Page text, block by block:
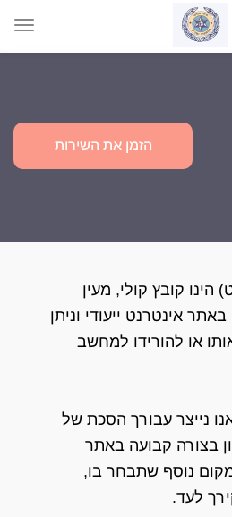
הזמן את השירות
קובץ קולי, מעין
אינטרנט ייעודי וניתן
או להורידו למחשב
נייצר עבורך הסכת של
בצורה קבועה באתר
מקום נוסף שתבחר בו,
לעד.